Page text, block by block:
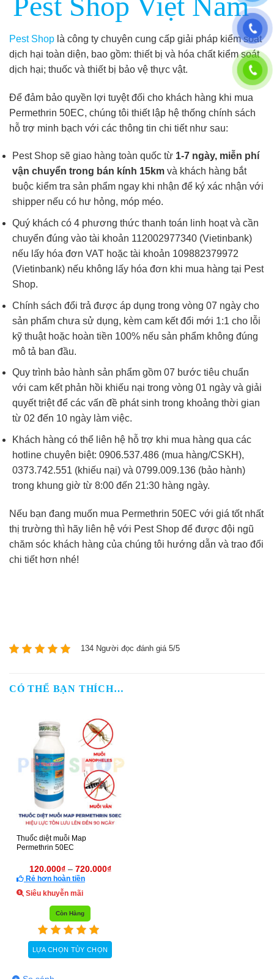
Pest Shop là công ty chuyên cung cấp giải pháp kiểm soát
dịch hại toàn diện, bao gồm: thiết bị và hóa chất kiểm soát
dịch hại; thuốc và thiết bị bảo vệ thực vật.
Để đảm bảo quyền lợi tuyệt đối cho khách hàng khi mua
Permethrin 50EC, chúng tôi thiết lập hệ thống chính sách
hỗ trợ minh bạch với các thông tin chi tiết như sau:
Pest Shop sẽ giao hàng toàn quốc từ 1-7 ngày, miễn phí
vận chuyển trong bán kính 15km và khách hàng bắt
buộc kiểm tra sản phẩm ngay khi nhận để ký xác nhận với
shipper nếu có hư hỏng, móp méo.
Quý khách có 4 phương thức thanh toán linh hoạt và cần
chuyển đúng vào tài khoản 112002977340 (Vietinbank)
nếu lấy hóa đơn VAT hoặc tài khoản 109882379972
(Vietinbank) nếu không lấy hóa đơn khi mua hàng tại Pest
Shop.
Chính sách đổi trả được áp dụng trong vòng 07 ngày cho
sản phẩm chưa sử dụng, kèm cam kết đổi mới 1:1 cho lỗi
kỹ thuật hoặc hoàn tiền 100% nếu sản phẩm không đúng
mô tả ban đầu.
Quy trình bảo hành sản phẩm gồm 07 bước tiêu chuẩn
với cam kết phản hồi khiếu nại trong vòng 01 ngày và giải
quyết triệt để các vấn đề phát sinh trong khoảng thời gian
từ 02 đến 10 ngày làm việc.
Khách hàng có thể liên hệ hỗ trợ khi mua hàng qua các
hotline chuyên biệt: 0906.537.486 (mua hàng/CSKH),
0373.742.551 (khiếu nại) và 0799.009.136 (bảo hành)
trong khung giờ từ 8:00 đến 21:30 hàng ngày.
Nếu bạn đang muốn mua Permethrin 50EC với giá tốt nhất
thị trường thì hãy liên hệ với Pest Shop để được đội ngũ
chăm sóc khách hàng của chúng tôi hướng dẫn và trao đổi
chi tiết hơn nhé!
134 Người đọc đánh giá 5/5
CÓ THỂ BẠN THÍCH…
Thuốc diệt muỗi Map
Permethrin 50EC
120.000₫– 720.000₫
Rẻ hơn hoàn tiền
Siêu khuyễn mãi
Còn Hàng
LỰA CHỌN TÙY CHỌN